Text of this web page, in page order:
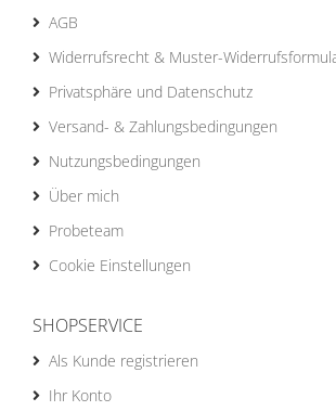
AGB
Widerrufsrecht & Muster-
Privatsphäre und Datenschutz
Versand- & Zahlungsbedingungen
Nutzungsbedingungen
Über mich
Probeteam
Cookie Einstellungen
SHOPSERVICE
Als Kunde registrieren
Ihr Konto